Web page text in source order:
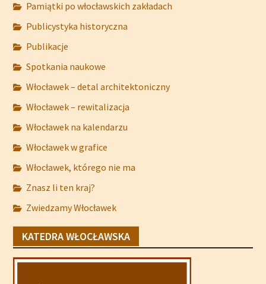
Pamiątki po włocławskich zakładach
Publicystyka historyczna
Publikacje
Spotkania naukowe
Włocławek – detal architektoniczny
Włocławek – rewitalizacja
Włocławek na kalendarzu
Włocławek w grafice
Włocławek, którego nie ma
Znasz li ten kraj?
Zwiedzamy Włocławek
KATEDRA WŁOCŁAWSKA